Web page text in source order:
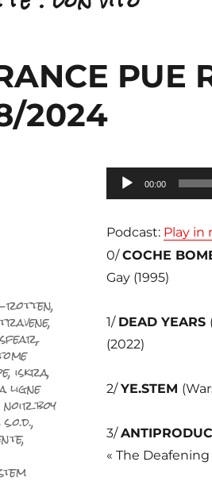
PUE
2024
Lecteur
audio
00:00
Podcast: Play in
0/COCHE
Gay (1995)
1/ DEAD YEARS
(2022)
2/YE.STEM
3/
« The Deafening
rotten,
,
,
,iskra,
ligne
noir boy
s.o.d.,
,